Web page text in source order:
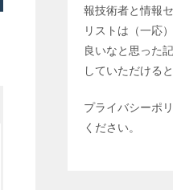
報技術者と情報
リストは（一応
良いなと思った
していただける
プライバシーポ
ください。